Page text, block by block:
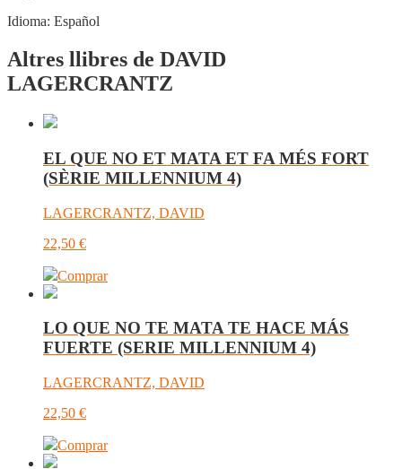
Idioma: Español
Altres llibres de DAVID
LAGERCRANTZ
EL QUE NO ET MATA ET FA MÉS FORT
(SÈRIE MILLENNIUM 4)
LAGERCRANTZ, DAVID
22,50 €
Comprar
LO QUE NO TE MATA TE HACE MÁS
FUERTE (SERIE MILLENNIUM 4)
LAGERCRANTZ, DAVID
22,50 €
Comprar